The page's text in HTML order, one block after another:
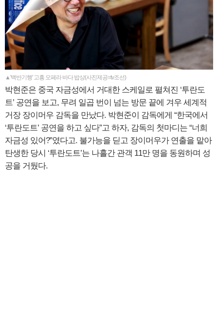
▲'백반기행' 고흥 오페라 바다 밥상(사진제공=tv조선)
박현준은 중국 자금성에서 거대한 스케일로 펼쳐진 ‘투란도
트’ 공연을 보고, 무려 일곱 번이 넘는 방문 끝에 겨우 세계적
거장 장이머우 감독을 만났다. 박현준이 감독에게 “한국에서
‘투란도트’ 공연을 하고 싶다”고 하자, 감독의 첫마디는 “너희
자금성 있어?”였다고. 불가능을 딛고 장이머우가 연출을 맡아
탄생한 당시 ‘투란도트’는 나흘간 관객 11만 명을 동원하며 성
공을 거뒀다.